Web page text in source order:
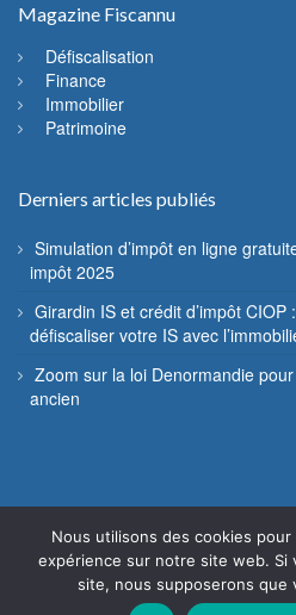
Magazine Fiscannu
Défiscalisation
Finance
Immobilier
Patrimoine
Derniers articles publiés
Simulation d’impôt en ligne
impôt 2025
Girardin IS et crédit d’impôt CIOP
défiscaliser votre IS avec
Zoom sur la loi Denormandie
ancien
© Fiscannu 2005 - 2022 -
Nous utilisons des cookies
expérience sur notre site web. Si
site, nous supposerons que